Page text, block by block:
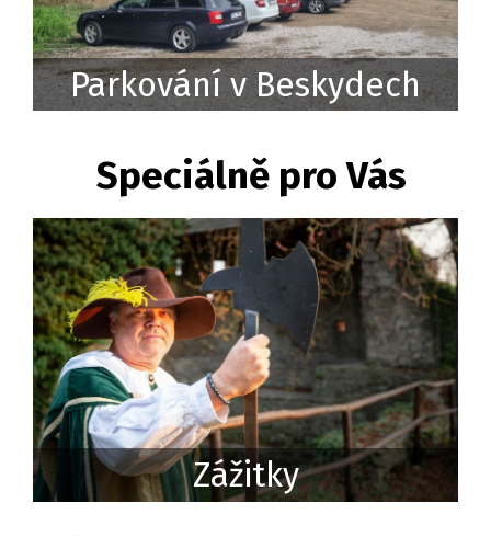
Parkování v Beskydech
Speciálně pro Vás
Zážitky